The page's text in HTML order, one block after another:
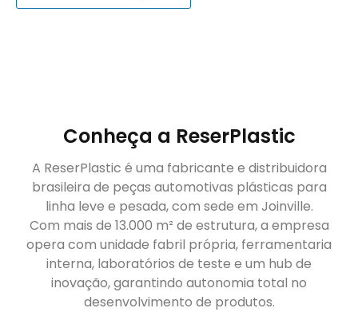
Conheça a ReserPlastic
A ReserPlastic é uma fabricante e distribuidora
brasileira de peças automotivas plásticas para
linha leve e pesada, com sede em Joinville.
Com mais de 13.000 m² de estrutura, a empresa
opera com unidade fabril própria, ferramentaria
interna, laboratórios de teste e um hub de
inovação, garantindo autonomia total no
desenvolvimento de produtos.